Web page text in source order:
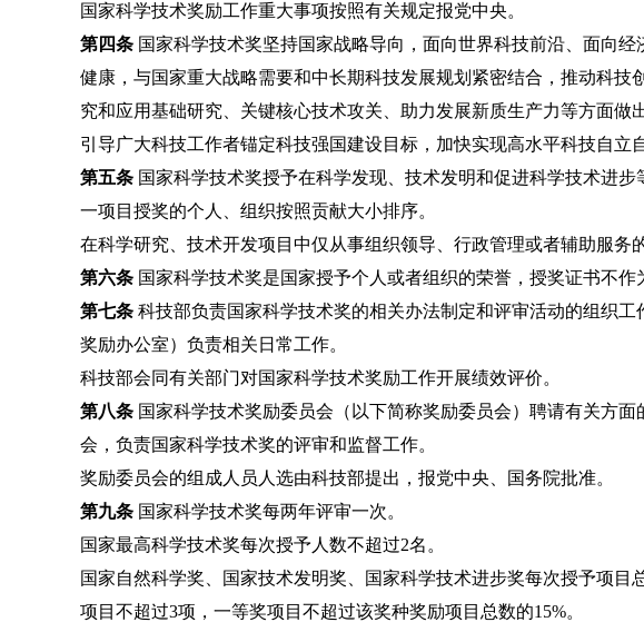
国家科学技术奖励工作重大事项按照有关规定报党中央。
第四条 国家科学技术奖坚持国家战略导向，面向世界科技前沿、面向
健康，与国家重大战略需要和中长期科技发展规划紧密结合，推动科技
究和应用基础研究、关键核心技术攻关、助力发展新质生产力等方面做
引导广大科技工作者锚定科技强国建设目标，加快实现高水平科技自立
第五条 国家科学技术奖授予在科学发现、技术发明和促进科学技术进
一项目授奖的个人、组织按照贡献大小排序。
在科学研究、技术开发项目中仅从事组织领导、行政管理或者辅助服务
第六条 国家科学技术奖是国家授予个人或者组织的荣誉，授奖证书不作
第七条 科技部负责国家科学技术奖的相关办法制定和评审活动的组织
奖励办公室）负责相关日常工作。
科技部会同有关部门对国家科学技术奖励工作开展绩效评价。
第八条 国家科学技术奖励委员会（以下简称奖励委员会）聘请有关方
会，负责国家科学技术奖的评审和监督工作。
奖励委员会的组成人员人选由科技部提出，报党中央、国务院批准。
第九条 国家科学技术奖每两年评审一次。
国家最高科学技术奖每次授予人数不超过2名。
国家自然科学奖、国家技术发明奖、国家科学技术进步奖每次授予项目
项目不超过3项，一等奖项目不超过该奖种奖励项目总数的15%。